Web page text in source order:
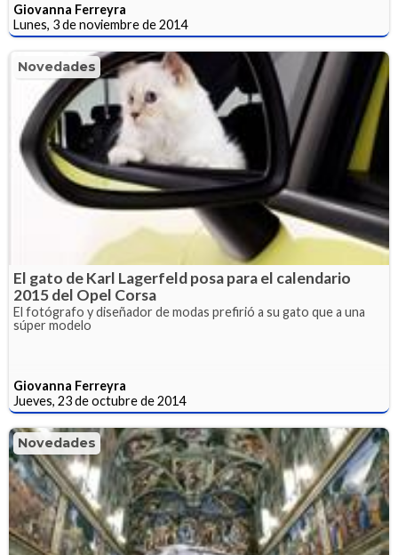
Giovanna Ferreyra
Lunes, 3 de noviembre de 2014
Novedades
El gato de Karl Lagerfeld posa para el calendario
2015 del Opel Corsa
El fotógrafo y diseñador de modas prefirió a su gato que a una
súper modelo
Giovanna Ferreyra
Jueves, 23 de octubre de 2014
Novedades